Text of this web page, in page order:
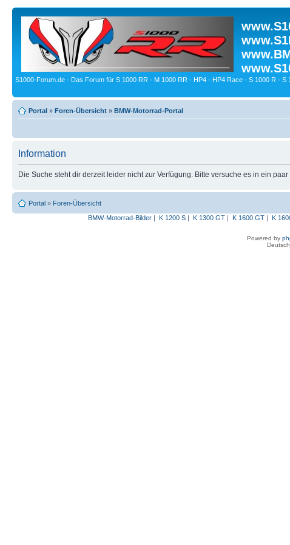
S1000-Forum.de - Das Forum für S 1000 RR - M 1000 RR - HP4 - HP4 Race - S 1000 R - S
Portal » Foren-Übersicht » BMW-Motorrad-Portal
Information
Die Suche steht dir derzeit leider nicht zur Verfügung. Bitte versuche es in ein paar
Portal » Foren-Übersicht
BMW-Motorrad-Bilder| K 1200 S| K 1300 GT| K 1600 GT| K
Powered by